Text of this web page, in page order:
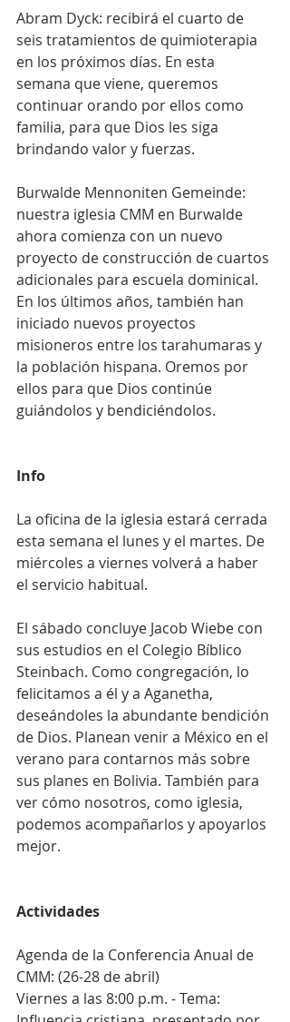
Abram Dyck: recibirá el cuarto de
seis tratamientos de quimioterapia
en los próximos días. En esta
semana que viene, queremos
continuar orando por ellos como
familia, para que Dios les siga
brindando valor y fuerzas.
Burwalde Mennoniten Gemeinde:
nuestra iglesia CMM en Burwalde
ahora comienza con un nuevo
proyecto de construcción de cuartos
adicionales para escuela dominical.
En los últimos años, también han
iniciado nuevos proyectos
misioneros entre los tarahumaras y
la población hispana. Oremos por
ellos para que Dios continúe
guiándolos y bendiciéndolos.
Info
La oficina de la iglesia estará cerrada
esta semana el lunes y el martes. De
miércoles a viernes volverá a haber
el servicio habitual.
El sábado concluye Jacob Wiebe con
sus estudios en el Colegio Bíblico
Steinbach. Como congregación, lo
felicitamos a él y a Aganetha,
deseándoles la abundante bendición
de Dios. Planean venir a México en el
verano para contarnos más sobre
sus planes en Bolivia. También para
ver cómo nosotros, como iglesia,
podemos acompañarlos y apoyarlos
mejor.
Actividades
Agenda de la Conferencia Anual de
CMM: (26-28 de abril)
Viernes a las 8:00 p.m. - Tema: